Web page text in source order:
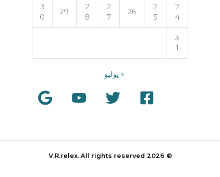
2
4
2
5
26
2
7
2
8
29
3
0
3
1
« يوليو
© 2026 V.R.relex.
All rights reserved